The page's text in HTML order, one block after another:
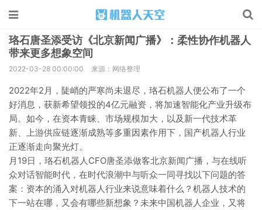
珞石唐圣添受访《北京新闻广播》：柔性协作机器人
带来更多想象空间
2022-03-28 00:00:00 来源：网络整理
2022年2月，陡峭的严寒尚未退尽，珞石机器人便公布了一个
好消息，获新希望领投的4亿元融资，将加速智能化产业升级布
局。如今，在资本青睐、市场规模加大，以及新一代技术革
新、上游供应链逐渐成熟等多重因素作用下，国产机器人行业
正逐渐走向聚光灯。
月19日，珞石机器人CFO唐圣添做客北京新闻广播，与在线听
众对话智能时代，在时代浪潮中与听众一同寻找以下问题的答
案：资本的涌入对机器人行业来说意味着什么？机器人技术的
下一站在哪，又会有哪些新想象？未来中国机器人企业，又将